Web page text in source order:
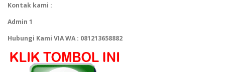
Kontak kami :
Admin 1
Hubungi Kami VIA WA : 081213658882